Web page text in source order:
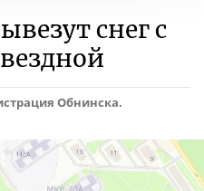
снег с
Обнинска.